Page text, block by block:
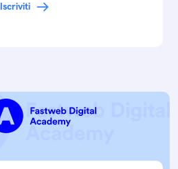
Iscriviti